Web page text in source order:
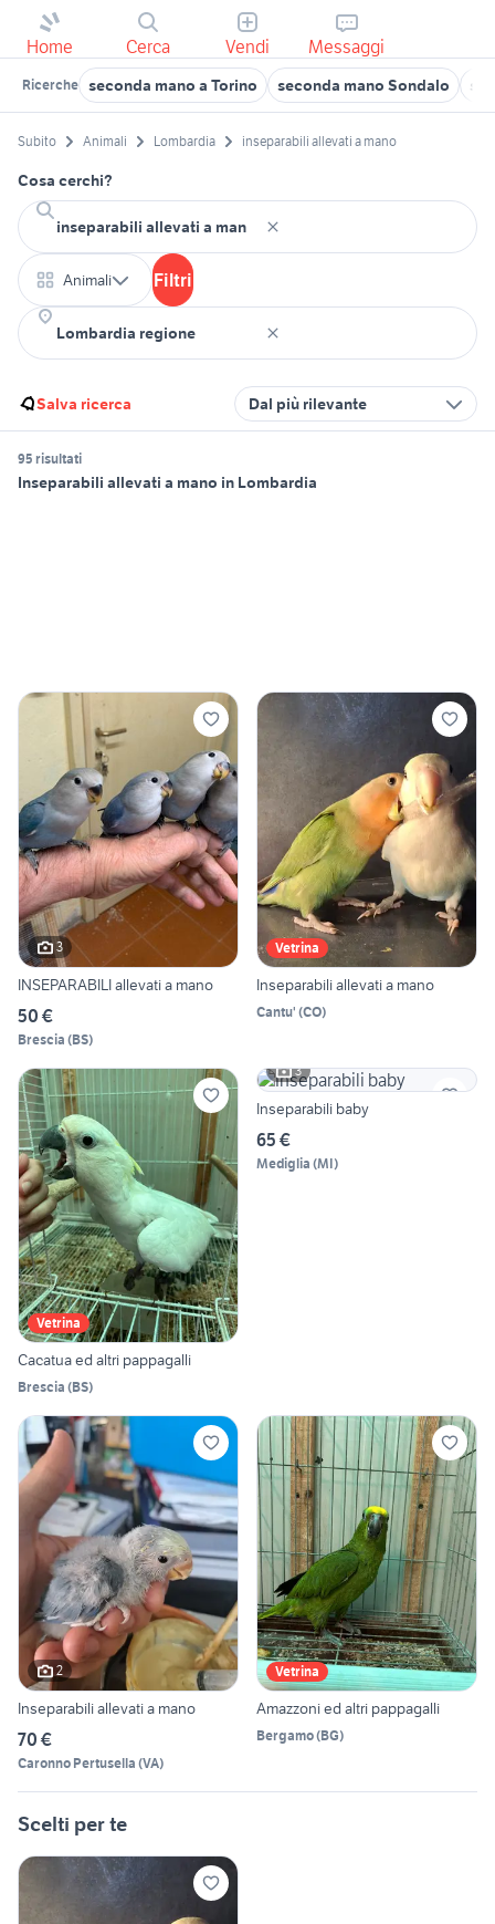
Home Cerca Vendi Messaggi
Ricerche seconda mano a Torino seconda mano Sondalo
Subito Animali Lombardia inseparabili allevati a mano
Cosa cerchi?
Animali Filtri
Salva ricerca Dal più rilevante
95 risultati
Inseparabili allevati a mano in Lombardia
3
INSEPARABILI allevati a mano
50 €
Brescia (BS)
Vetrina
Inseparabili allevati a mano
Cantu' (CO)
Vetrina
Cacatua ed altri pappagalli
Brescia (BS)
3
Inseparabili baby
65 €
Mediglia (MI)
2
Inseparabili allevati a mano
70 €
Caronno Pertusella (VA)
Vetrina
Amazzoni ed altri pappagalli
Bergamo(BG)
Scelti per te